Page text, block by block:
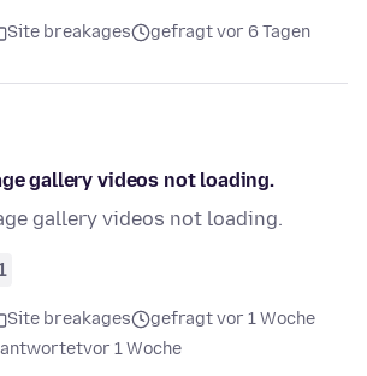
Site breakages gefragt vor 6 Tagen
gallery videos not loading.
gallery videos not loading.
Site breakages
gefragt vor 1 Woche
vor 1 Woche